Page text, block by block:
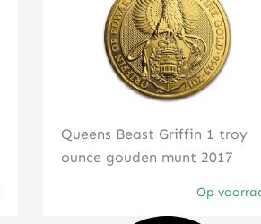
Queens Beast Griffin 1 troy
ounce gouden munt 2017
Op